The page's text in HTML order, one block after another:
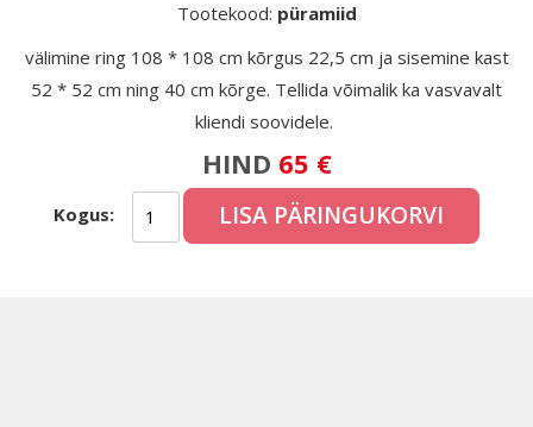
Tootekood: püramiid
välimine ring 108 * 108 cm kõrgus 22,5 cm ja sisemine kast
52 * 52 cm ning 40 cm kõrge. Tellida võimalik ka vasvavalt
kliendi soovidele.
HIND 65 €
Kogus: LISA PÄRINGUKORVI